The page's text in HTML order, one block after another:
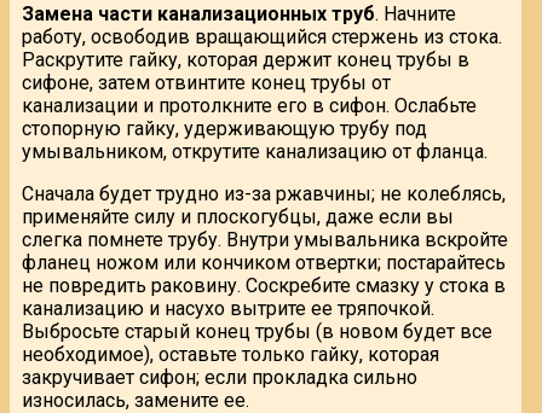
Замена части канализационных труб. Начните
работу, освободив вращающийся стержень из стока.
Раскрутите гайку, которая держит конец трубы в
сифоне, затем отвинтите конец трубы от
канализации и протолкните его в сифон. Ослабьте
стопорную гайку, удерживающую трубу под
умывальником, открутите канализацию от фланца.
Сначала будет трудно из-за ржавчины; не колеблясь,
применяйте силу и плоскогубцы, даже если вы
слегка помнете трубу. Внутри умывальника вскройте
фланец ножом или кончиком отвертки; постарайтесь
не повредить раковину. Соскребите смазку у стока в
канализацию и насухо вытрите ее тряпочкой.
Выбросьте старый конец трубы (в новом будет все
необходимое), оставьте только гайку, которая
закручивает сифон; если прокладка сильно
износилась, замените ее.